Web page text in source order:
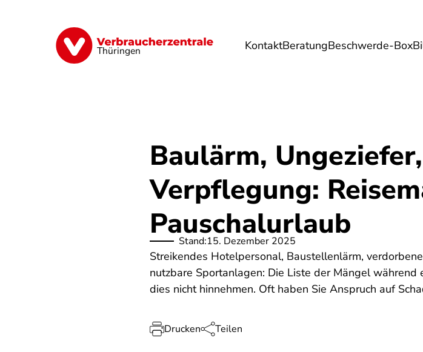
Thüringen KontaktBeratungBeschwerde-Box
Finanzen Digitales Lebensmittel Umwelt Gesundheit
Baulärm,
Verpflegung:
Pauschalurlaub
Stand:15. Dezember 2025
Streikendes Hotelpersonal, Baustellenlärm,
nutzbare Sportanlagen: Die Liste der Mängel während
dies nicht hinnehmen. Oft haben Sie Anspruch auf
Drucken Teilen